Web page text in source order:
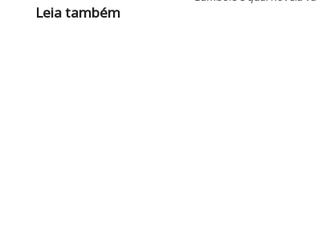
Leia também